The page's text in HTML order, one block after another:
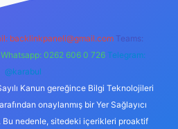
backlinkpaneli@gmail.com Teams:
Whatsapp: 0262 606 0 726 Telegram:
@karabul
Kanun gereğince Bilgi Teknolojileri
onaylanmış bir Yer Sağlayıcı
nedenle, sitedeki içerikleri proaktif